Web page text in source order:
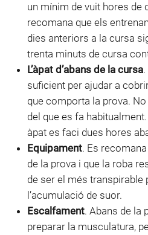
un mínim de vuit hores de
recomana que els
dies anteriors a la cursa
trenta minuts de cursa
L’àpat d’abans de la cursa
suficient per ajudar a
que comporta la prova.
del que es fa
àpat es faci dues hores
Equipament. Es
de la prova i que la roba
de ser el més transpirable
l’acumulació de suor.
Escalfament. Abans de la
preparar la musculatura,